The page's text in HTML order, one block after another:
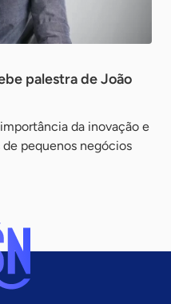
palestra de João
da inovação e
pequenos negócios